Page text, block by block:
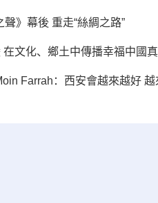
》幕後 重走“絲綢之路”
在文化、鄉土中傳播幸福中國
Farrah：西安會越來越好